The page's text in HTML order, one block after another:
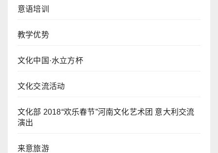
意语培训
教学优势
文化中国·水立方杯
文化交流活动
文化部 2018“欢乐春节”河南文化艺术团 意大利交流
演出
来意旅游